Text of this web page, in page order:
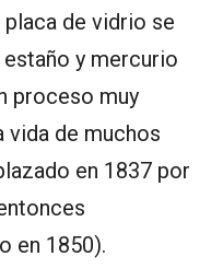
placa de vidrio se
y mercurio
proceso muy
de muchos
en 1837 por
en 1850).